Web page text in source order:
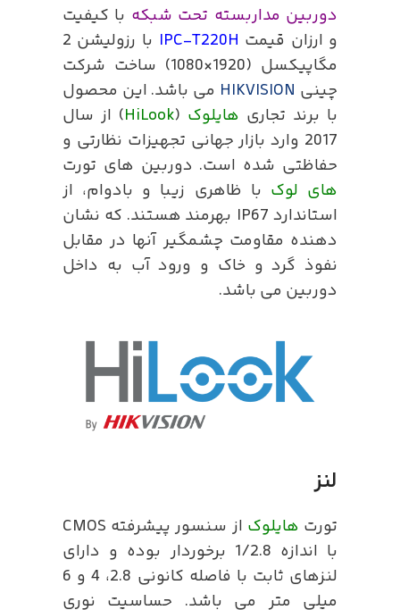
دوربین مداربسته تحت شبکه با کیفیت
و ارزان قیمت IPC-T220H
با رزولیشن 2
مگاپیکسل (1920×1080) ساخت شرکت
چینی HIKVISION می باشد. این محصول
با برند تجاری هایلوک (
HiLook) از سال
2017 وارد بازار جهانی تجهیزات نظارتی و
حفاظتی شده است. دوربین های تورت
های لوک با ظاهری زیبا و بادوام، از
استاندارد IP67 بهرمند هستند. که نشان
دهنده مقاومت چشمگیر آنها در مقابل
نفوذ گرد و خاک و ورود آب به داخل
دوربین می باشد.
لنز
تورت هایلوک
از سنسور پیشرفته CMOS
با اندازه 1/2.8 برخوردار بوده و دارای
لنزهای ثابت با فاصله کانونی 2.8، 4 و 6
میلی متر می باشد. حساسیت نوری